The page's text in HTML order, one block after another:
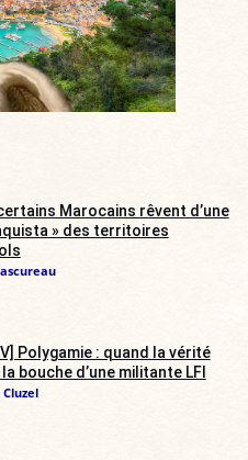
Marocains rêvent d’une
» des territoires
Polygamie : quand la vérité
bouche d’une militante LFI